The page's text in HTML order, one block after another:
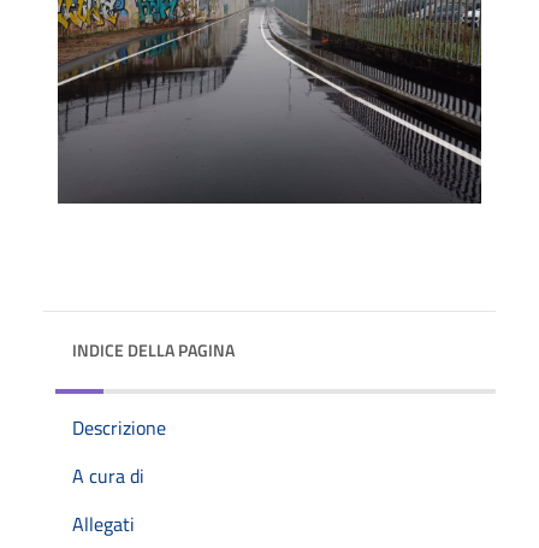
INDICE DELLA PAGINA
Descrizione
A cura di
Allegati